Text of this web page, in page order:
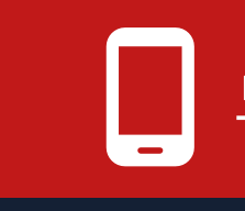
phone_android